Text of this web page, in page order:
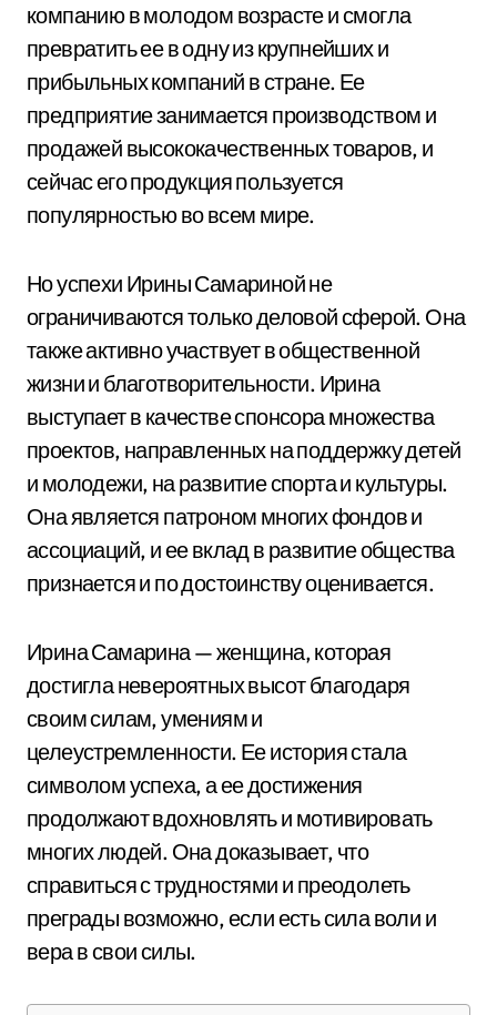
компанию в молодом возрасте и смогла
превратить ее в одну из крупнейших и
прибыльных компаний в стране. Ее
предприятие занимается производством и
продажей высококачественных товаров, и
сейчас его продукция пользуется
популярностью во всем мире.
Но успехи Ирины Самариной не
ограничиваются только деловой сферой. Она
также активно участвует в общественной
жизни и благотворительности. Ирина
выступает в качестве спонсора множества
проектов, направленных на поддержку детей
и молодежи, на развитие спорта и культуры.
Она является патроном многих фондов и
ассоциаций, и ее вклад в развитие общества
признается и по достоинству оценивается.
Ирина Самарина — женщина, которая
достигла невероятных высот благодаря
своим силам, умениям и
целеустремленности. Ее история стала
символом успеха, а ее достижения
продолжают вдохновлять и мотивировать
многих людей. Она доказывает, что
справиться с трудностями и преодолеть
преграды возможно, если есть сила воли и
вера в свои силы.